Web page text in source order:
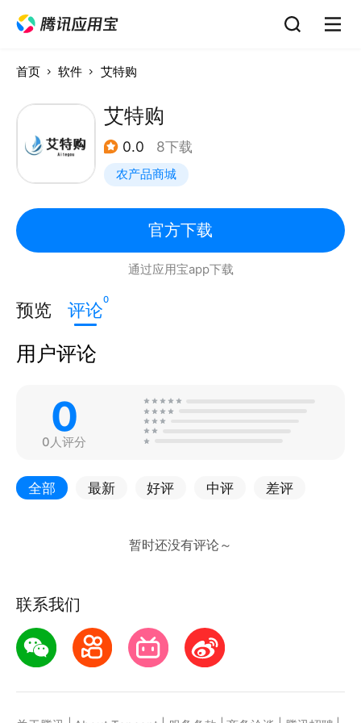
首页 软件 艾特购
艾特购
0.0 8下载
农产品商城
官方下载
通过应用宝app下载
预览 评论0
用户评论
0
0人评分
全部 最新 好评 中评 差评
联系我们